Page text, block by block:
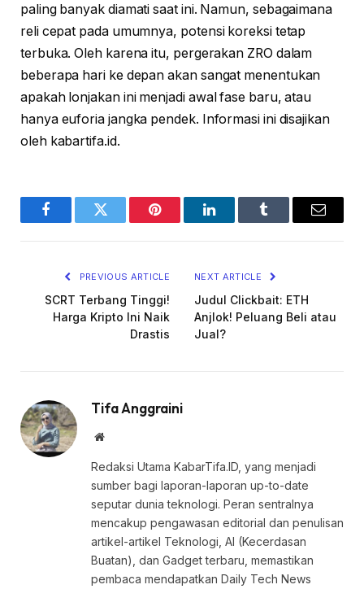
paling banyak diamati saat ini. Namun, sebagaimana
reli cepat pada umumnya, potensi koreksi tetap
terbuka. Oleh karena itu, pergerakan ZRO dalam
beberapa hari ke depan akan sangat menentukan
apakah lonjakan ini menjadi awal fase baru, atau
hanya euforia jangka pendek. Informasi ini disajikan
oleh kabartifa.id.
FacebookTwitter Pinterest LinkedInTumblr Email
PREVIOUS ARTICLE
SCRT Terbang Tinggi!
Harga Kripto Ini Naik
Drastis
NEXT ARTICLE
Judul Clickbait: ETH
Anjlok! Peluang Beli atau
Jual?
Tifa Anggraini
Website
Redaksi Utama KabarTifa.ID, yang menjadi
sumber bagi laporan-laporan up-to-date
seputar dunia teknologi. Peran sentralnya
mencakup pengawasan editorial dan penulisan
artikel-artikel Teknologi, AI (Kecerdasan
Buatan), dan Gadget terbaru, memastikan
pembaca mendapatkan Daily Tech News